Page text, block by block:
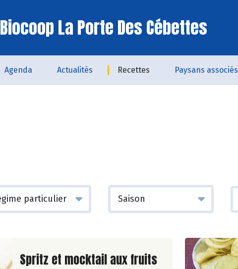
Biocoop La Porte Des Cébettes
Agenda Actualités Recettes Paysans associés
Lire la suite de la recette
Spritz et mocktail aux fruits